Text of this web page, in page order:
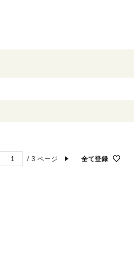
/ 3 ページ 全て登録